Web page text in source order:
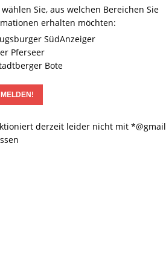
Sie, aus welchen Bereichen Sie
erhalten möchten:
SüdAnzeiger
Pferseer
Bote
derzeit leider nicht mit *@gmail